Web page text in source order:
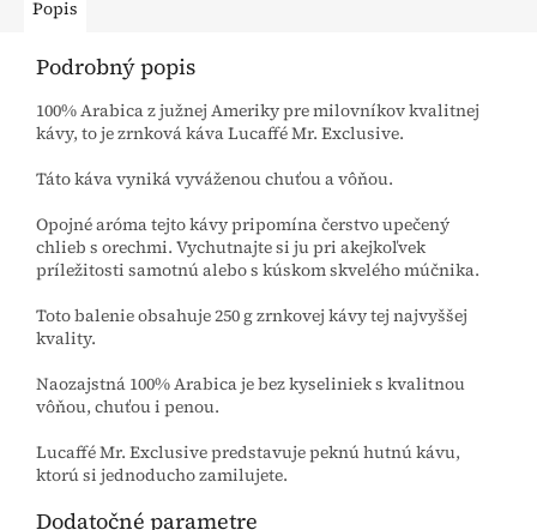
Popis
Podrobný popis
100% Arabica z južnej Ameriky pre milovníkov kvalitnej
kávy, to je zrnková káva Lucaffé Mr. Exclusive.
Táto káva vyniká vyváženou chuťou a vôňou.
Opojné aróma tejto kávy pripomína čerstvo upečený
chlieb s orechmi. Vychutnajte si ju pri akejkoľvek
príležitosti samotnú alebo s kúskom skvelého múčnika.
Toto balenie obsahuje 250 g zrnkovej kávy tej najvyššej
kvality.
Naozajstná 100% Arabica je bez kyseliniek s kvalitnou
vôňou, chuťou i penou.
Lucaffé Mr. Exclusive predstavuje peknú hutnú kávu,
ktorú si jednoducho zamilujete.
Dodatočné parametre